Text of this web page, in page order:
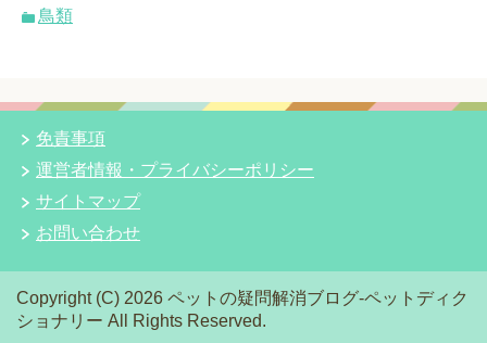
鳥類
免責事項
運営者情報・プライバシーポリシー
サイトマップ
お問い合わせ
Copyright (C) 2026 ペットの疑問解消ブログ-ペットディク
ショナリー All Rights Reserved.